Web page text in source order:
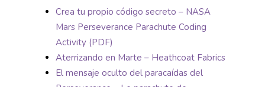
Crea tu propio código secreto – NASA
Mars Perseverance Parachute Coding
Activity (PDF)
Aterrizando en Marte – Heathcoat Fabrics
El mensaje oculto del paracaídas del